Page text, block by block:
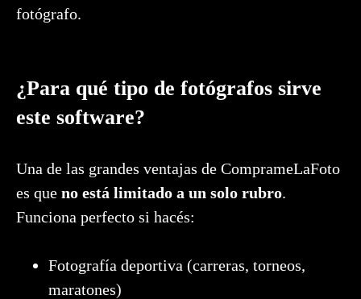
fotógrafo.
¿Para qué tipo de fotógrafos sirve
este software?
Una de las grandes ventajas de ComprameLaFoto
es que no está limitado a un solo rubro.
Funciona perfecto si hacés:
Fotografía deportiva (carreras, torneos,
maratones)